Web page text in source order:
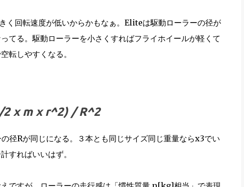
く回転速度が低いからかもなぁ。Eliteは駆動ローラーの径が
てる。駆動ローラーを小さくすればフライホイールが軽くて
転しやすくなる。
2 x m x r^2) / R^2
径Rが同じになる。３本とも同じサイズ同じ重量ならx3でい
すればいいはず。